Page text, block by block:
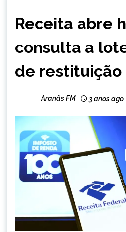
NOTÍCIAS
Receita abre
consulta a
de restituição
Aranãs FM 3 anos ago